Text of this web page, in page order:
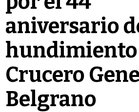
aniversario
Crucero
Belgrano